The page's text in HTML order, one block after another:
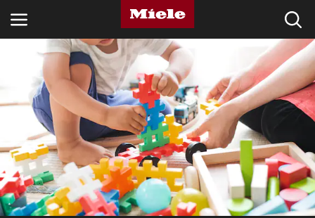
BRANSCHER
KNOWLEDGE HUB
PRODUKTER
SHOP
SERVICE & SUPPORT